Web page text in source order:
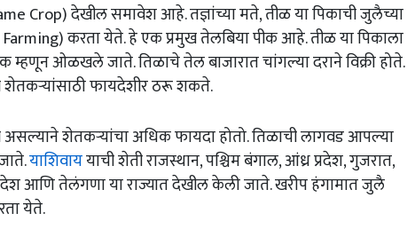
Crop) देखील समावेश आहे. तज्ञांच्या मते, तीळ या पिकाची जुलैच्या
करता येते. हे एक प्रमुख तेलबिया पीक आहे. तीळ या पिकाला
म्हणून ओळखले जाते. तिळाचे तेल बाजारात चांगल्या दराने विक्री होते.
शेतकऱ्यांसाठी फायदेशीर ठरू शकते.
असल्याने शेतकऱ्यांचा अधिक फायदा होतो. तिळाची लागवड आपल्या
याशिवाययाची शेती राजस्थान, पश्चिम बंगाल, आंध्र प्रदेश, गुजरात,
आणि तेलंगणा या राज्यात देखील केली जाते. खरीप हंगामात जुलै
येते.